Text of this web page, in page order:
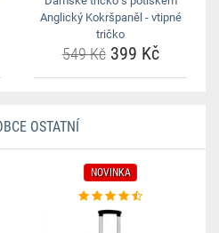
Anglický Kokršpaněl - vtipné
tričko
549 Kč399 Kč
OSTATNÍ
NOVINKA